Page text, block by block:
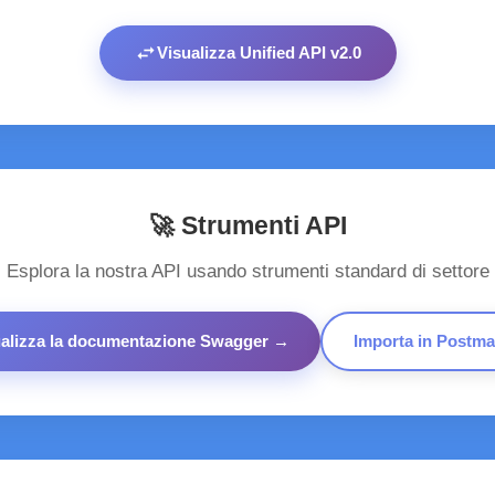
swap_horizVisualizza Unified API v2.0
🚀 Strumenti API
Esplora la nostra API usando strumenti standard di settore
la documentazione Swagger → Importa in